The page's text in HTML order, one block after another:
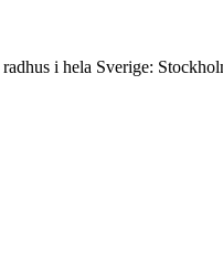
i hela Sverige: